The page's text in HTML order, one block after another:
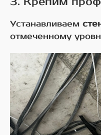
Устанавливаем
отмеченному